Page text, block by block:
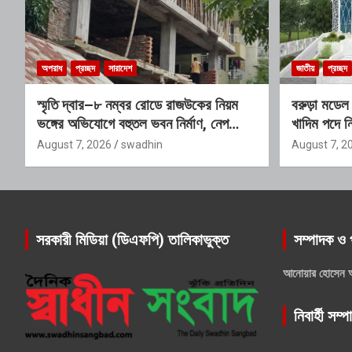
অপরাধ প্রচ্ছদ সারাদেশ
স্মৃতি দ্বার–৮ নম্বর রোডে রাজউকের নিয়ম
ভঙ্গের অভিযোগে বহুতল ভবন নির্মাণ, নেপথ্যে
প্রভাবশালী চক্রের যোগসাজশের প্রশ্ন
August 7, 2026 swadhin
জাতীয় প্রচ্ছদ
বরুড়া মডেল
খাদিম পদে
শেষ সময়
August 7,
সরকারী মিডিয়া (ডিএফপি) তালিকাভুক্ত সম্পাদক ও
আনোয়ার হোসেন
নিবার্হী